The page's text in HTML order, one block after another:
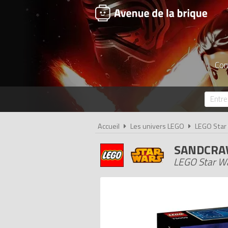
Accueil Les univers LEGO LEGO
LEGO Star